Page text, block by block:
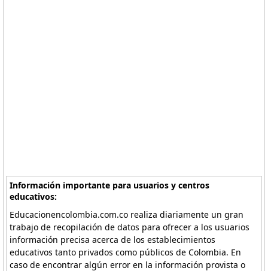
Información importante para usuarios y centros
educativos:
Educacionencolombia.com.co realiza diariamente un gran
trabajo de recopilación de datos para ofrecer a los usuarios
información precisa acerca de los establecimientos
educativos tanto privados como públicos de Colombia. En
caso de encontrar algún error en la información provista o